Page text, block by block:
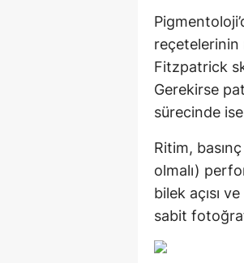
reçetelerinin
Fitzpatrick
Gerekirse
sürecinde
Ritim,
olmalı)
bilek açısı
sabit